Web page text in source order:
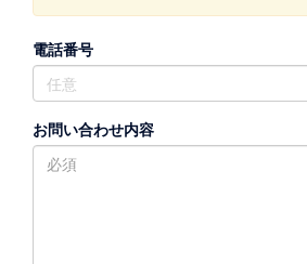
電話番号
お問い合わせ内容